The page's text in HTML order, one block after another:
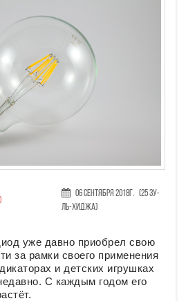
06 Сентября 2018г. (25 Зу-
ль-хиджа)
уже давно приобрел свою
за рамки своего применения
и детских игрушках
С каждым годом его